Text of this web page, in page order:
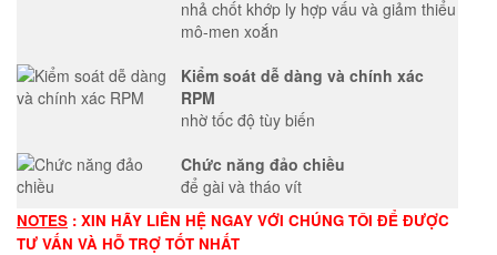
nhả chốt khớp ly hợp vấu và giảm thiểu
mô-men xoắn
Kiểm soát dễ dàng và chính xác
RPM
nhờ tốc độ tùy biến
Chức năng đảo chiều
để gài và tháo vít
NOTES : XIN HÃY LIÊN HỆ NGAY VỚI CHÚNG TÔI ĐỂ ĐƯỢC
TƯ VẤN VÀ HỖ TRỢ TỐT NHẤT